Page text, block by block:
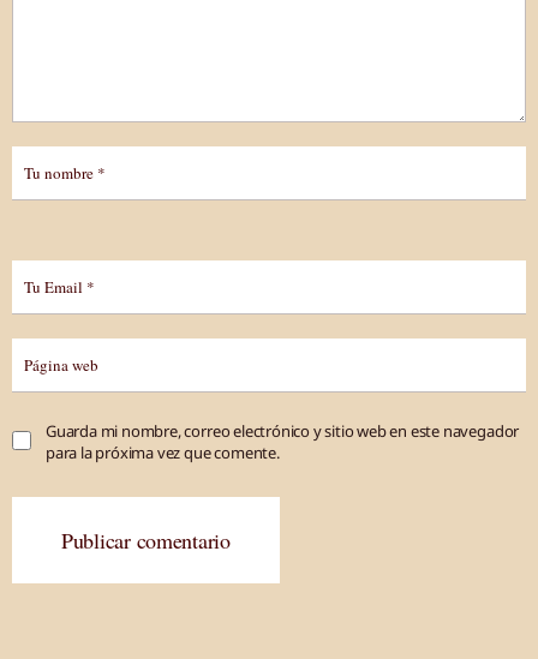
Guarda mi nombre, correo electrónico y sitio web en este navegador
para la próxima vez que comente.
Publicar comentario